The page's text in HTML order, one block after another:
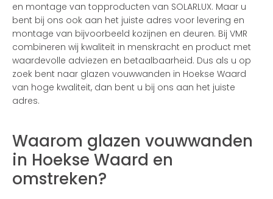
en montage van topproducten van SOLARLUX. Maar u
bent bij ons ook aan het juiste adres voor levering en
montage van bijvoorbeeld kozijnen en deuren. Bij VMR
combineren wij kwaliteit in menskracht en product met
waardevolle adviezen en betaalbaarheid. Dus als u op
zoek bent naar glazen vouwwanden in Hoekse Waard
van hoge kwaliteit, dan bent u bij ons aan het juiste
adres.
Waarom glazen vouwwanden
in Hoekse Waard en
omstreken?